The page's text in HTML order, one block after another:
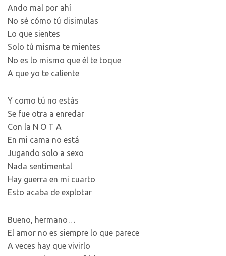
Ando mal por ahí
No sé cómo tú disimulas
Lo que sientes
Solo tú misma te mientes
No es lo mismo que él te toque
A que yo te caliente
Y como tú no estás
Se fue otra a enredar
Con la N O T A
En mi cama no está
Jugando solo a sexo
Nada sentimental
Hay guerra en mi cuarto
Esto acaba de explotar
Bueno, hermano…
El amor no es siempre lo que parece
A veces hay que vivirlo